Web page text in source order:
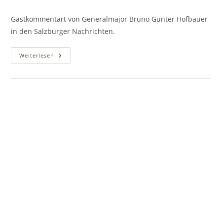
Gastkommentart von Generalmajor Bruno Günter Hofbauer
in den Salzburger Nachrichten.
Weiterlesen Russland
Mit